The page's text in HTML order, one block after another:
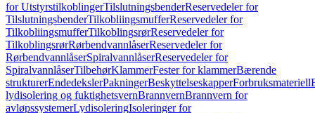
for UtstyrstilkoblingerTilslutningsbenderReservedeler for
TilslutningsbenderTilkobliingsmufferReservedeler for
TilkobliingsmufferTilkoblingsrørReservedeler for
TilkoblingsrørRørbendvannlåserReservedeler for
RørbendvannlåserSpiralvannlåserReservedeler for
SpiralvannlåserTilbehørKlammerFester for klammerBærende
strukturerEndedekslerPakningerBeskyttelseskapperForbruksmateriell
lydisolering og fuktighetsvernBrannvernBrannvern for
avløpssystemerLydisoleringIsoleringer for